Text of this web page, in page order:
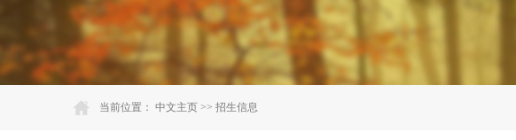
当前位置： 中文主页 >> 招生信息